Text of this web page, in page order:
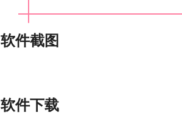
软件截图
软件下载